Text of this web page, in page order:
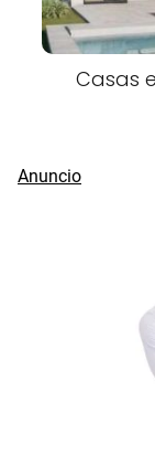
Casas